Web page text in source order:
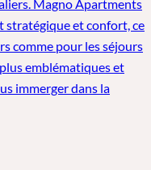
Magno Apartments
stratégique et confort, ce
comme pour les séjours
emblématiques et
immerger dans la